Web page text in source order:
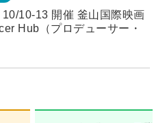
10/10-13 開催 釜山国際映画
Hub（プロデューサー・